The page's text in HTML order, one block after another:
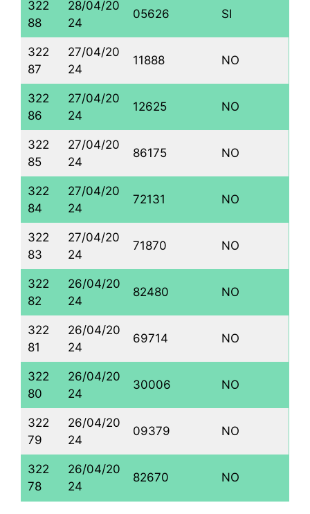
322
88
28/04/20
24
05626 SI
322
87
27/04/20
24
11888 NO
322
86
27/04/20
24
12625 NO
322
85
27/04/20
24
86175 NO
322
84
27/04/20
24
72131 NO
322
83
27/04/20
24
71870 NO
322
82
26/04/20
24
82480 NO
322
81
26/04/20
24
69714 NO
322
80
26/04/20
24
30006 NO
322
79
26/04/20
24
09379 NO
322
78
26/04/20
24
82670 NO